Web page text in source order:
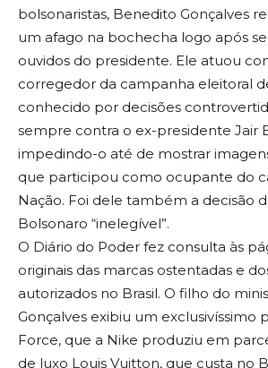
bolsonaristas, Benedito Gonçalves
um afago na bochecha logo após
ouvidos do presidente. Ele atuou
corregedor da campanha eleitoral
conhecido por decisões
sempre contra o ex-presidente Jair
impedindo-o até de mostrar
que participou como ocupante do
Nação. Foi dele também a decisão
Bolsonaro “inelegível”.
O Diário do Poder fez consulta às
originais das marcas ostentadas e
autorizados no Brasil. O filho do
Gonçalves exibiu um exclusivíssimo
Force, que a Nike produziu em
de luxo Louis Vuitton, que custa no